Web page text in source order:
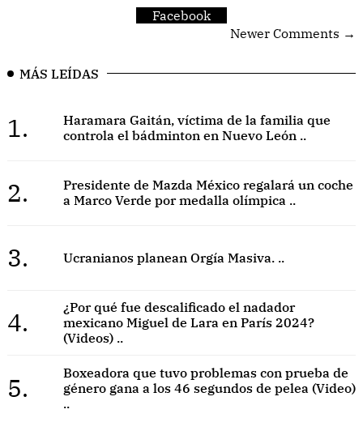
Facebook
Newer Comments →
MÁS LEÍDAS
1.
Haramara Gaitán, víctima de la familia que
controla el bádminton en Nuevo León ..
2.
Presidente de Mazda México regalará un coche
a Marco Verde por medalla olímpica ..
3. Ucranianos planean Orgía Masiva. ..
4.
¿Por qué fue descalificado el nadador
mexicano Miguel de Lara en París 2024?
(Videos) ..
5.
Boxeadora que tuvo problemas con prueba de
género gana a los 46 segundos de pelea (Video)
..